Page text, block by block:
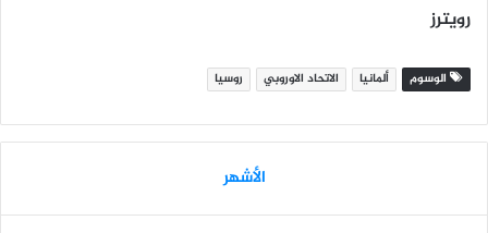
رويترز
الوسوم ألمانيا الاتحاد الاوروبي روسيا
الأشهر